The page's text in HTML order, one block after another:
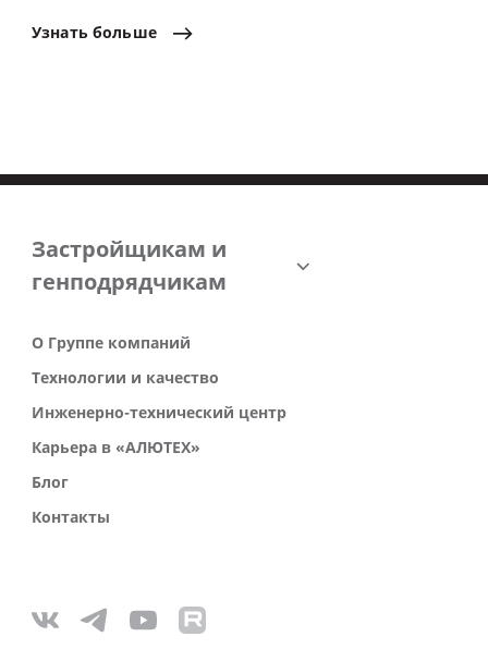
Узнать больше
Застройщикам и
генподрядчикам
О Группе компаний
Технологии и качество
Инженерно-технический центр
Карьера в «АЛЮТЕХ»
Блог
Контакты